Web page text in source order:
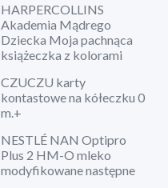
HARPERCOLLINS
Akademia Mądrego
Dziecka Moja pachnąca
książeczka z kolorami
CZUCZU karty
kontastowe na kółeczku 0
m.+
NESTLÉ NAN Optipro
Plus 2 HM-O mleko
modyfikowane następne